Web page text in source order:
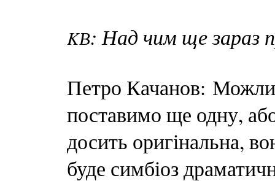
KВ: Над чим ще зараз
Петро Качанов:
поставимо ще одну,
досить оригінальна,
буде симбіоз